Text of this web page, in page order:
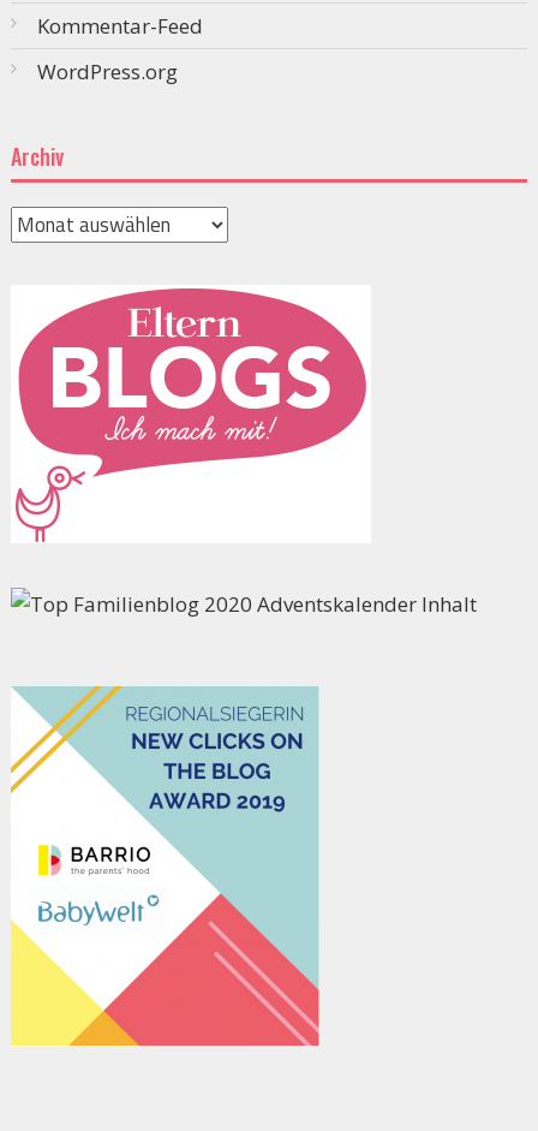
Kommentar-Feed
WordPress.org
Archiv
Archiv